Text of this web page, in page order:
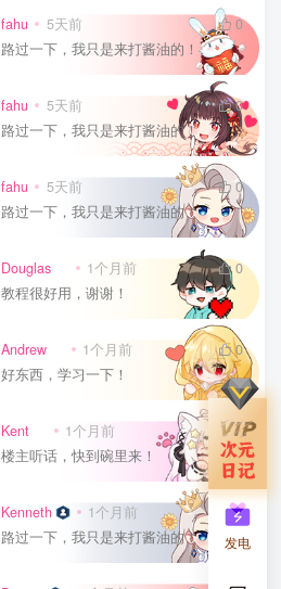
豆瓣V7.101.0(Douban)
fahu 5天前
0
路过一下，我只是来打酱油的！
fahu 5天前
0
路过一下，我只是来打酱油的！
fahu 5天前
0
路过一下，我只是来打酱油的！
Douglas 1个月前
0
教程很好用，谢谢！
Andrew 1个月前
0
好东西，学习一下！
Kent 1个月前
0
楼主听话，快到碗里来！
Kenneth 1个月前
0
路过一下，我只是来打酱油的！
发电